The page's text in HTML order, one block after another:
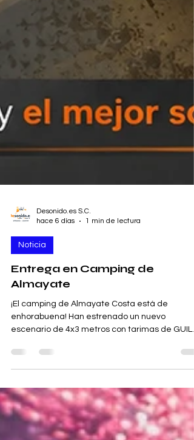
hace 6 días
Entrega en Camping de
Almayate
escenario de 4x3 metros con tarimas de GUIL
se celebren en el camping. ¡A disfrutar! 🛒
desonido.es/online-store 🌍 desonido.es 🌍
deescenarios.es 📱 699060364 - 636115788 📧
desonido@desonido.es 🔄Nos compartes?